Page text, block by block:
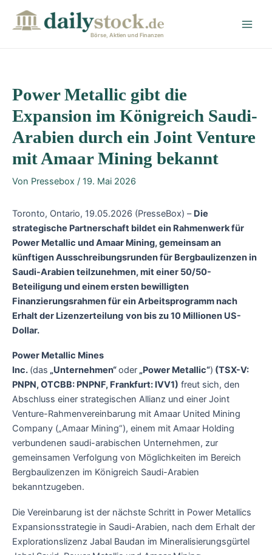
Börse, Aktien und Finanzen
Power Metallic gibt die
Expansion im Königreich Saudi-
Arabien durch ein Joint Venture
mit Amaar Mining bekannt
Von Pressebox / 19. Mai 2026
Toronto, Ontario, 19.05.2026 (PresseBox) – Die
strategische Partnerschaft bildet ein Rahmenwerk für
Power Metallic und Amaar Mining, gemeinsam an
künftigen Ausschreibungsrunden für Bergbaulizenzen in
Saudi-Arabien teilzunehmen, mit einer 50/50-
Beteiligung und einem ersten bewilligten
Finanzierungsrahmen für ein Arbeitsprogramm nach
Erhalt der Lizenzerteilung von bis zu 10 Millionen US-
Dollar.
Power Metallic Mines
Inc. (das „Unternehmen“oder „Power Metallic“) (TSX-V:
PNPN, OTCBB: PNPNF, Frankfurt: IVV1) freut sich, den
Abschluss einer strategischen Allianz und einer Joint
Venture-Rahmenvereinbarung mit Amaar United Mining
Company („Amaar Mining“), einem mit Amaar Holding
verbundenen saudi-arabischen Unternehmen, zur
gemeinsamen Verfolgung von Möglichkeiten im Bereich
Bergbaulizenzen im Königreich Saudi-Arabien
bekanntzugeben.
Die Vereinbarung ist der nächste Schritt in Power Metallics
Expansionsstrategie in Saudi-Arabien, nach dem Erhalt der
Explorationslizenz Jabal Baudan im Mineralisierungsgürtel